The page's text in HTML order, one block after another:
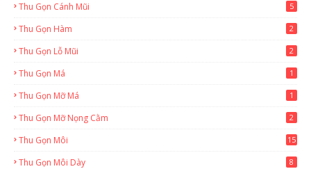
Thu Gọn Cánh Mũi 5
Thu Gọn Hàm 2
Thu Gọn Lỗ Mũi 2
Thu Gọn Má 1
Thu Gọn Mỡ Má 1
Thu Gọn Mỡ Nọng Cằm 2
Thu Gọn Môi 15
Thu Gọn Môi Dày 8